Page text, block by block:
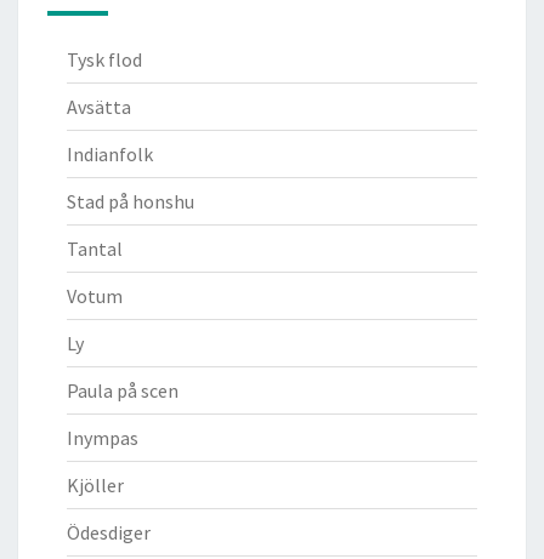
Tysk flod
Avsätta
Indianfolk
Stad på honshu
Tantal
Votum
Ly
Paula på scen
Inympas
Kjöller
Ödesdiger